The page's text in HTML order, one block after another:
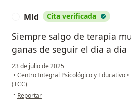
Mld Cita verificada
Siempre salgo de terapia
ganas de seguir el día a día
23 de julio de 2025
• Centro Integral Psicológico y Educativo •
(TCC)
• en opinión del usuario Mld
Reportar